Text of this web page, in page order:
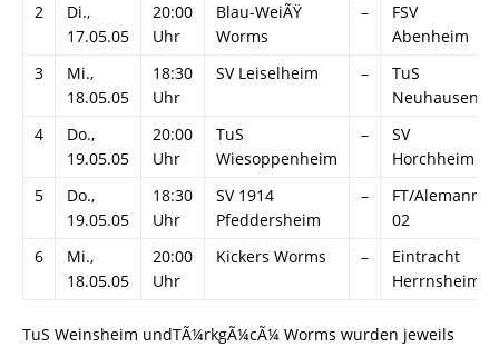
2
Di.,
17.05.05
20:00
Uhr
Blau-WeiÃŸ
Worms
–
FSV
Abenheim
3
Mi.,
18.05.05
18:30
Uhr
SV Leiselheim –
TuS
Neuhausen
4
Do.,
19.05.05
20:00
Uhr
TuS
Wiesoppenheim
–
SV
Horchheim
5
Do.,
19.05.05
18:30
Uhr
SV 1914
Pfeddersheim
–
FT/Alemannia
02
6
Mi.,
18.05.05
20:00
Uhr
Kickers Worms –
Eintracht
Herrnsheim
TuS Weinsheim undTÃ¼rkgÃ¼cÃ¼ Worms wurden jeweils